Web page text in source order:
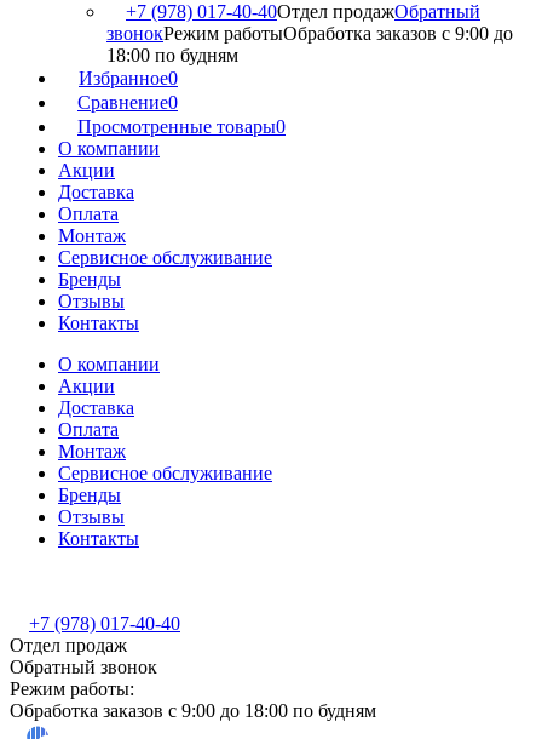
+7 (978) 017-40-40Отдел продажОбратный
звонокРежим работыОбработка заказов с 9:00 до
18:00 по будням
Избранное0
Сравнение0
Просмотренные товары0
О компании
Акции
Доставка
Оплата
Монтаж
Сервисное обслуживание
Бренды
Отзывы
Контакты
О компании
Акции
Доставка
Оплата
Монтаж
Сервисное обслуживание
Бренды
Отзывы
Контакты
+7 (978) 017-40-40
Отдел продаж
Обратный звонок
Режим работы:
Обработка заказов с 9:00 до 18:00 по будням